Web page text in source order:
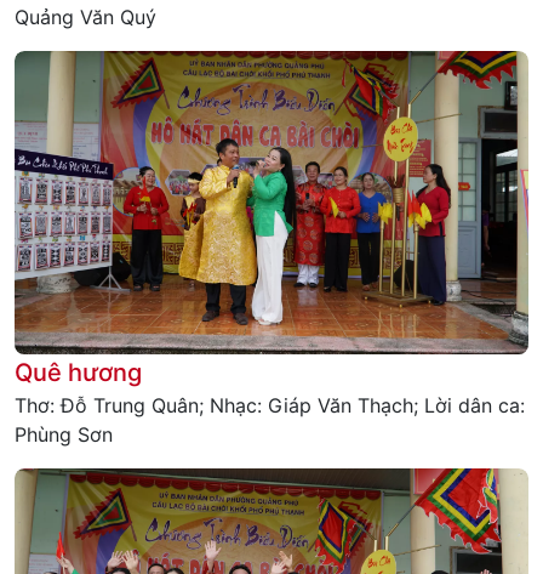
Quảng Văn Quý
Quê hương
Thơ: Đỗ Trung Quân; Nhạc: Giáp Văn Thạch; Lời dân ca:
Phùng Sơn